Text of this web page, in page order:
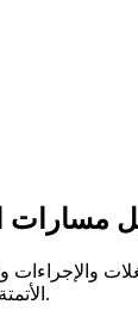
مسارات
والإجراءات
الأتمتة في العالم الحقيقي.